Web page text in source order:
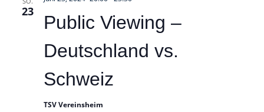
23
Public Viewing –
Deutschland vs.
Schweiz
TSV Vereinsheim